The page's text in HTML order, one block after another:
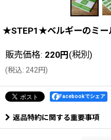
★STEP1★ベルギーのミ
販売価格: 220円(税別)
(税込: 242円)
Facebookでシェア
返品特約に関する重要事項